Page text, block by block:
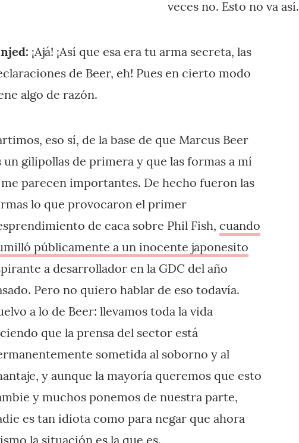
veces no. Esto no va así.
¡Ajá! ¡Así que esa era tu arma secreta, las
de Beer, eh! Pues en cierto modo
algo de razón.
eso sí, de la base de que Marcus Beer
un gilipollas de primera y que las formas a mí
parecen importantes. De hecho fueron las
lo que provocaron el primer
de caca sobre Phil Fish, cuando
públicamente a un inocente japonesito
a desarrollador en la GDC del año
Pero no quiero hablar de eso todavía.
a lo de Beer: llevamos toda la vida
que la prensa del sector está
sometida al soborno y al
y aunque la mayoría queremos que esto
y muchos ponemos de nuestra parte,
es tan idiota como para negar que ahora
la situación es la que es.